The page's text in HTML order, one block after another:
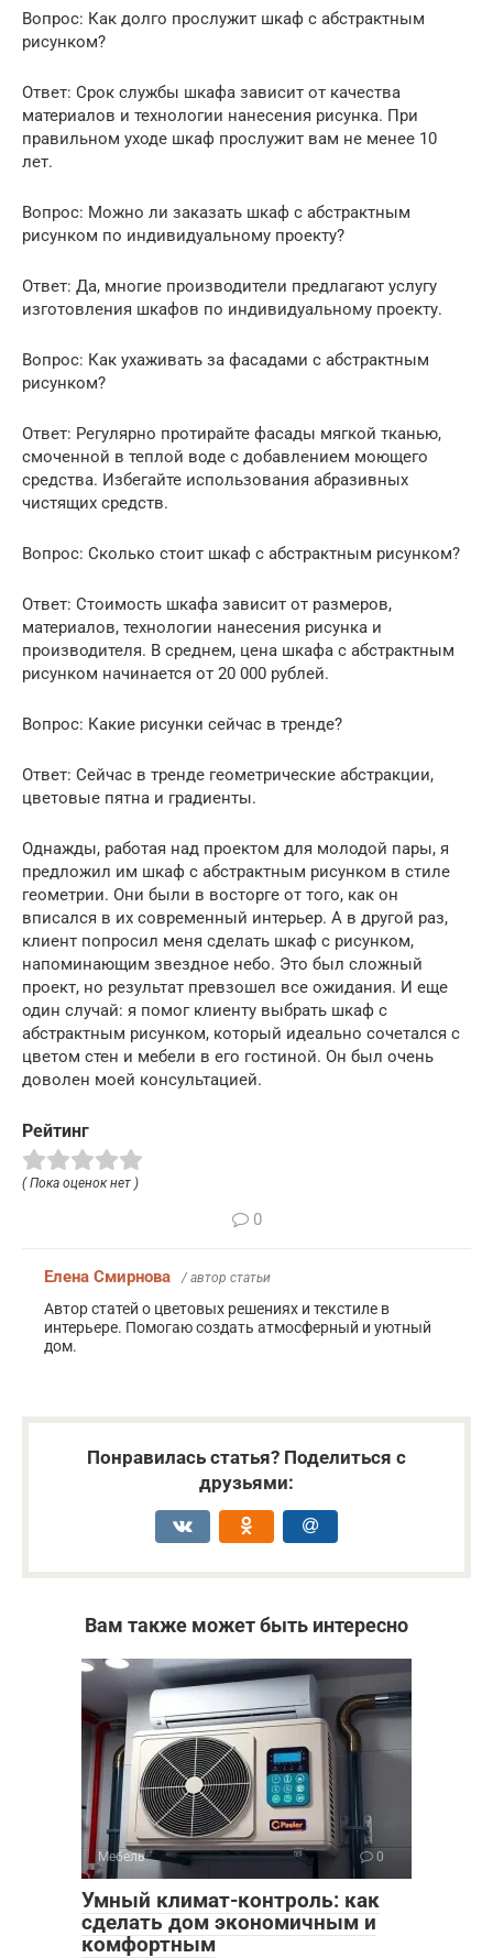
Вопрос: Как долго прослужит шкаф с абстрактным
рисунком?
Ответ: Срок службы шкафа зависит от качества
материалов и технологии нанесения рисунка. При
правильном уходе шкаф прослужит вам не менее 10
лет.
Вопрос: Можно ли заказать шкаф с абстрактным
рисунком по индивидуальному проекту?
Ответ: Да, многие производители предлагают услугу
изготовления шкафов по индивидуальному проекту.
Вопрос: Как ухаживать за фасадами с абстрактным
рисунком?
Ответ: Регулярно протирайте фасады мягкой тканью,
смоченной в теплой воде с добавлением моющего
средства. Избегайте использования абразивных
чистящих средств.
Вопрос: Сколько стоит шкаф с абстрактным рисунком?
Ответ: Стоимость шкафа зависит от размеров,
материалов, технологии нанесения рисунка и
производителя. В среднем, цена шкафа с абстрактным
рисунком начинается от 20 000 рублей.
Вопрос: Какие рисунки сейчас в тренде?
Ответ: Сейчас в тренде геометрические абстракции,
цветовые пятна и градиенты.
Однажды, работая над проектом для молодой пары, я
предложил им шкаф с абстрактным рисунком в стиле
геометрии. Они были в восторге от того, как он
вписался в их современный интерьер. А в другой раз,
клиент попросил меня сделать шкаф с рисунком,
напоминающим звездное небо. Это был сложный
проект, но результат превзошел все ожидания. И еще
один случай: я помог клиенту выбрать шкаф с
абстрактным рисунком, который идеально сочетался с
цветом стен и мебели в его гостиной. Он был очень
доволен моей консультацией.
Рейтинг
( Пока оценок нет )
0
Елена Смирнова / автор статьи
Автор статей о цветовых решениях и текстиле в
интерьере. Помогаю создать атмосферный и уютный
дом.
Понравилась статья? Поделиться с
друзьями:
Вам также может быть интересно
Мебель 0
Умный климат-контроль: как
сделать дом экономичным и
комфортным